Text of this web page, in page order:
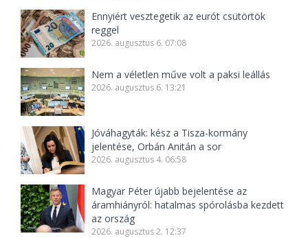
Ennyiért vesztegetik az eurót csütörtök
reggel
2026. augusztus 6. 07:08
Nem a véletlen műve volt a paksi leállás
2026. augusztus 6. 13:21
Jóváhagyták: kész a Tisza-kormány
jelentése, Orbán Anitán a sor
2026. augusztus 4. 06:58
Magyar Péter újabb bejelentése az
áramhiányról: hatalmas spórolásba kezdett
az ország
2026. augusztus 2. 12:37